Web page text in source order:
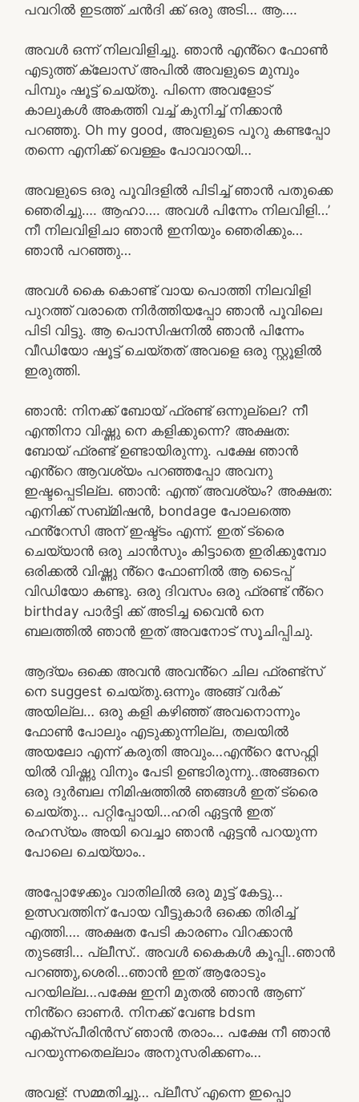
പവറിൽ ഇടത്ത് ചൻദി ക്ക് ഒരു അടി… ആ….
അവൾ ഒന്ന് നിലവിളിച്ചു. ഞാൻ എൻ്റെ ഫോൺ
എടുത്ത് ക്ലോസ് അപിൽ അവളുടെ മുമ്പും
പിമ്പും ഷൂട്ട് ചെയ്തു. പിന്നെ അവളോട്
കാലുകൾ അകത്തി വച്ച് കുനിച്ച് നിക്കാൻ
പറഞ്ഞു. Oh my good, അവളുടെ പൂറു കണ്ടപ്പോ
തന്നെ എനിക്ക് വെള്ളം പോവാറയി…
അവളുടെ ഒരു പൂവിദളിൽ പിടിച്ച് ഞാൻ പതുക്കെ
ഞെരിച്ചു…. ആഹാ…. അവൾ പിന്നേം നിലവിളി…’
നീ നിലവിളിചാ ഞാൻ ഇനിയും ഞെരിക്കും…
ഞാൻ പറഞ്ഞു…
അവൾ കൈ കൊണ്ട് വായ പൊത്തി നിലവിളി
പുറത്ത് വരാതെ നിർത്തിയപ്പോ ഞാൻ പൂവിലെ
പിടി വിട്ടു. ആ പൊസിഷനിൽ ഞാൻ പിന്നേം
വീഡിയോ ഷൂട്ട് ചെയ്തത് അവളെ ഒരു സ്റ്റൂളിൽ
ഇരുത്തി.
ഞാൻ: നിനക്ക് ബോയ് ഫ്രണ്ട് ഒന്നുല്ലെ? നീ
എന്തിനാ വിഷ്ണു നെ കളിക്കുന്നെ? അക്ഷത:
ബോയ് ഫ്രണ്ട് ഉണ്ടായിരുന്നു. പക്ഷേ ഞാൻ
എൻ്റെ ആവശ്യം പറഞ്ഞപ്പോ അവനു
ഇഷ്ടപ്പെടില്ല. ഞാൻ: എന്ത് അവശ്യം? അക്ഷത:
എനിക്ക് സബ്മിഷൻ, bondage പോലത്തെ
ഫൻ്റേസി അന് ഇഷ്ട്ടം എന്ന്. ഇത് ട്രൈ
ചെയ്യാൻ ഒരു ചാൻസും കിട്ടാതെ ഇരിക്കുമ്പോ
ഒരിക്കൽ വിഷ്ണു ൻ്റെ ഫോണിൽ ആ ടൈപ്പ്
വിഡിയോ കണ്ടു. ഒരു ദിവസം ഒരു ഫ്രണ്ട് ൻ്റെ
birthday പാർട്ടി ക്ക് അടിച്ച വൈൻ നെ
ബലത്തിൽ ഞാൻ ഇത് അവനോട് സൂചിപ്പിചു.
ആദ്യം ഒക്കെ അവൻ അവൻ്റെ ചില ഫ്രണ്ട്സ്
നെ suggest ചെയ്തു.ഒന്നും അങ്ങ് വർക്
അയില്ല… ഒരു കളി കഴിഞ്ഞ് അവനൊന്നും
ഫോൺ പോലും എടുക്കുന്നില്ല, തലയിൽ
അയലോ എന്ന് കരുതി അവും…എൻ്റെ സേഫ്റ്റി
യിൽ വിഷ്ണു വിനും പേടി ഉണ്ടാിരുന്നു..അങ്ങനെ
ഒരു ദുർബല നിമിഷത്തിൽ ഞങ്ങൾ ഇത് ട്രൈ
ചെയ്തു… പറ്റിപ്പോയി…ഹരി ഏട്ടൻ ഇത്
രഹസ്യം അയി വെച്ചാ ഞാൻ ഏട്ടൻ പറയുന്ന
പോലെ ചെയ്യാം..
അപ്പോഴേക്കും വാതിലിൽ ഒരു മുട്ട് കേട്ടു…
ഉത്സവത്തിന് പോയ വീട്ടുകാർ ഒക്കെ തിരിച്ച്
എത്തി…. അക്ഷത പേടി കാരണം വിറക്കാൻ
തുടങ്ങി… പ്ലീസ്.. അവൾ കൈകൾ കൂപ്പി..ഞാൻ
പറഞ്ഞു,ശെരി…ഞാൻ ഇത് ആരോടും
പറയില്ല…പക്ഷേ ഇനി മുതൽ ഞാൻ ആണ്
നിൻ്റെ ഓണർ. നിനക്ക് വേണ്ട bdsm
എക്സ്പീരിൻസ് ഞാൻ തരാം… പക്ഷേ നീ ഞാൻ
പറയുന്നതെല്ലാം അനുസരിക്കണം…
അവള്: സമ്മതിച്ചു… പ്ലീസ് എന്നെ ഇപ്പൊ